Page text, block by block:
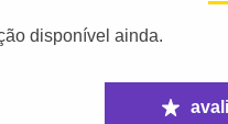
disponível ainda.